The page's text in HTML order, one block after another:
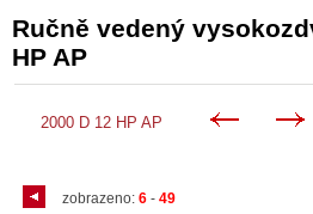
Ručně vedený
HP AP
2000 D 12 HP AP
zobrazeno: 6- 49